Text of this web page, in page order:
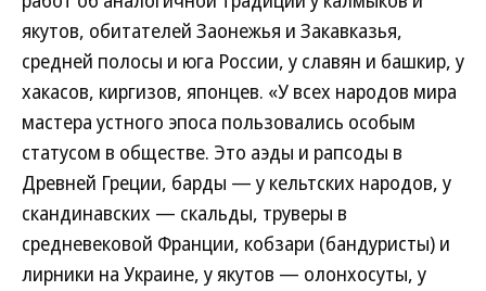
якутов, обитателей Заонежья и Закавказья,
средней полосы и юга России, у славян и башкир, у
хакасов, киргизов, японцев. «У всех народов мира
мастера устного эпоса пользовались особым
статусом в обществе. Это аэды и рапсоды в
Древней Греции, барды — у кельтских народов, у
скандинавских — скальды, труверы в
средневековой Франции, кобзари (бандуристы) и
лирники на Украине, у якутов — олонхосуты, у